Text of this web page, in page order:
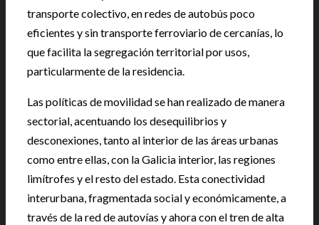
transporte colectivo, en redes de autobús poco
eficientes y sin transporte ferroviario de cercanías, lo
que facilita la segregación territorial por usos,
particularmente de la residencia.
Las políticas de movilidad se han realizado de manera
sectorial, acentuando los desequilibrios y
desconexiones, tanto al interior de las áreas urbanas
como entre ellas, con la Galicia interior, las regiones
limítrofes y el resto del estado. Esta conectividad
interurbana, fragmentada social y económicamente, a
través de la red de autovías y ahora con el tren de alta